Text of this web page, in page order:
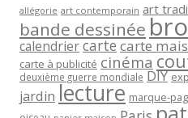
allégorie art contemporain art
bande dessinée
calendriercartecarte
carte à publicité cinéma
deuxième guerre mondiale DIY
jardin lecture marque-